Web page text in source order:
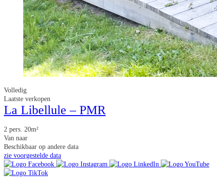
Volledig
Laatste verkopen
La Libellule – PMR
2 pers. 20m²
Van naar
Beschikbaar op andere data
zie voorgestelde data